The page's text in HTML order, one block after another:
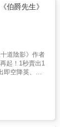
的夜晚，他會
現在的自己？
縛兩人的身與
記那年夏天，
改變生活，回
量特別不安，
，氣沖沖離
自己並非無所
米蘭達慢慢感
一起走過南義
寧靜的絕美祕
兩人的邂逅既
承寫作靈感來
，只為在最好
了劇烈的變
米蘭達讓他感
表白，打破薩
決定勇敢拋開
艾里
真正觸動他內
米榭爾，他的
被光陰耽誤的
提琴手與鋼琴
歲那年的記憶
伯爵先生》
道陰影》作者
評價，影視計